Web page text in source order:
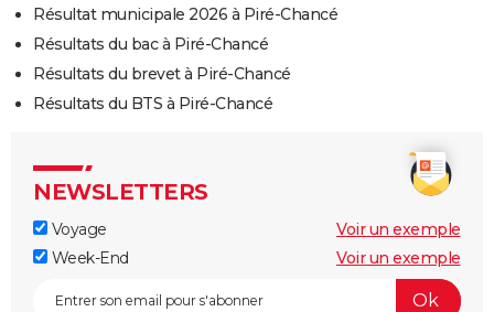
Résultat municipale 2026 à Piré-Chancé
Résultats du bac à Piré-Chancé
Résultats du brevet à Piré-Chancé
Résultats du BTS à Piré-Chancé
NEWSLETTERS
Voyage
Voir un exemple
Week-End
Voir un exemple